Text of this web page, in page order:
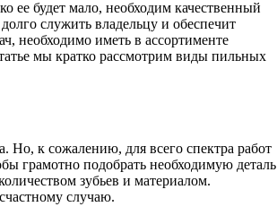
ее будет мало, необходим качественный
служить владельцу и обеспечит
необходимо иметь в ассортименте
мы кратко рассмотрим виды пильных
Но, к сожалению, для всего спектра работ
грамотно подобрать необходимую деталь
зубьев и материалом.
случаю.